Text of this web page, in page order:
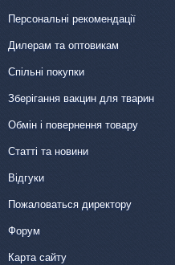
Персональні рекомендації
Дилерам та оптовикам
Спільні покупки
Зберігання вакцин для тварин
Обмін і повернення товару
Статті та новини
Відгуки
Пожаловаться директору
Форум
Карта сайту